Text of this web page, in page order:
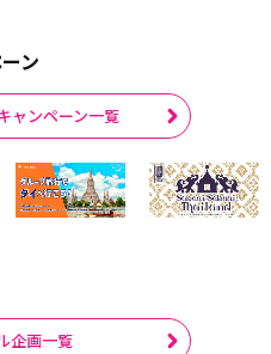
ン
ャンペーン一覧
企画一覧